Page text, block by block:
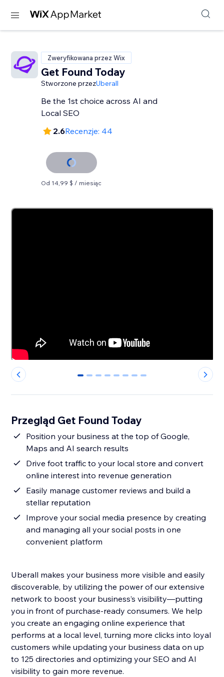
Zweryfikowana przez Wix
Get Found Today
Stworzone przezUberall
Be the 1st choice across AI and
Local SEO
2.6Recenzje: 44
Od 14,99 $ / miesiąc
0 1 2 3 4 5 6 7
Przegląd Get Found Today
Position your business at the top of Google,
Maps and AI search results
Drive foot traffic to your local store and convert
online interest into revenue generation
Easily manage customer reviews and build a
stellar reputation
Improve your social media presence by creating
and managing all your social posts in one
convenient platform
Uberall makes your business more visible and easily
discoverable, by utilizing the power of our extensive
network to boost your business’s visibility—putting
you in front of purchase-ready consumers. We help
you create an engaging online experience that
performs at a local level, turning more clicks into loyal
customers while updating your business data on up
to 125 directories and optimizing your SEO and AI
visibility to gain more revenue.